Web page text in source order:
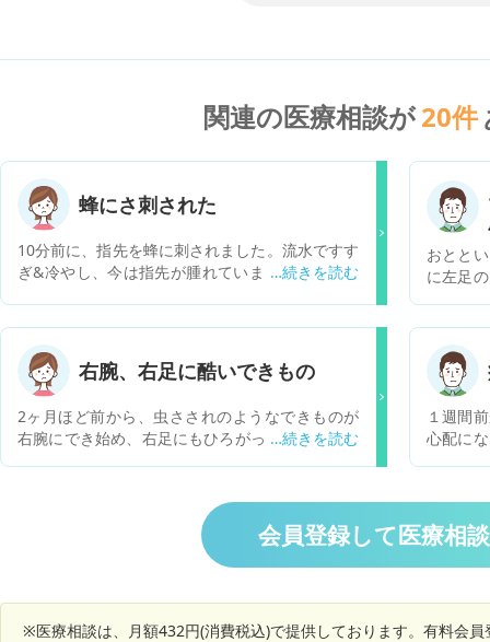
関連の医療相談が20件
蜂にさ刺された
10分前に、指先を蜂に刺されました。流水ですす
ぎ&冷やし、今は指先が腫れています。体調は今
おとと
に左足
右腕、右足に酷いできもの
2ヶ月ほど前から、虫さされのようなできものが
右腕にでき始め、右足にもひろがってだんだん増
した皮膚科からもらった薬も効く様子がありませ
ん。 しっかり検査をしてくれる病院はありません
１週間
心配に
会員登録して医療相
※医療相談は、月額432円(消費税込)で提供しております。有料会